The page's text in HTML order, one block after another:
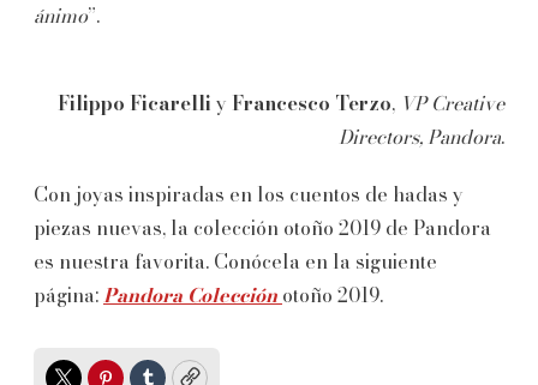
ánimo”.
Filippo Ficarelli y Francesco Terzo, VP Creative
Directors, Pandora.
Con joyas inspiradas en los cuentos de hadas y
piezas nuevas, la colección otoño 2019 de Pandora
es nuestra favorita. Conócela en la siguiente
página:Pandora Colección otoño 2019.